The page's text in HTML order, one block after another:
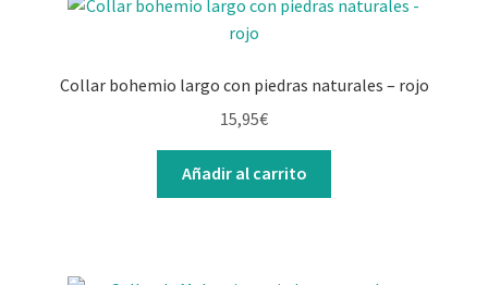
Collar bohemio largo con piedras naturales – rojo
15,95€
Añadir al carrito